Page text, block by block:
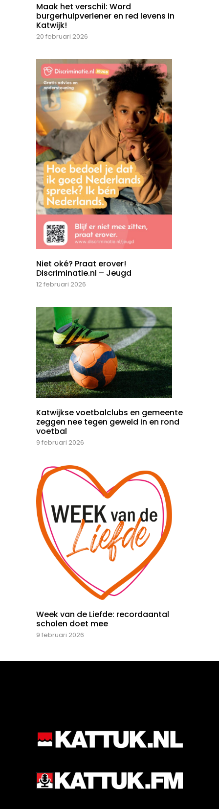
Maak het verschil: Word
burgerhulpverlener en red levens in
Katwijk!
20 februari 2026
Niet oké? Praat erover!
Discriminatie.nl – Jeugd
12 februari 2026
Katwijkse voetbalclubs en gemeente
zeggen nee tegen geweld in en rond
voetbal
9 februari 2026
Week van de Liefde: recordaantal
scholen doet mee
9 februari 2026